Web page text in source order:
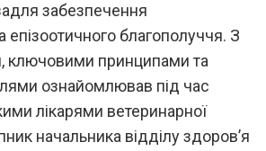
забезпечення
епізоотичного благополуччя. З
ключовими принципами та
ознайомлював під час
лікарями ветеринарної
начальника відділу здоров’я